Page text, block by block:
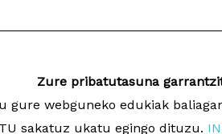
Zure pribatutasuna
webguneko edukiak
sakatuz ukatu egingo dituzu.